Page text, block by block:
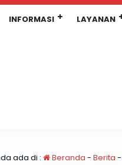
INFORMASI LAYANAN
ada di : Beranda - Berita -